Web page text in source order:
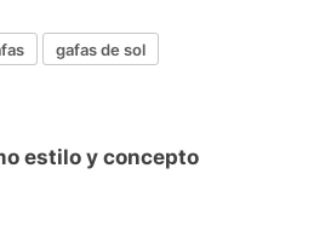
gafas de sol
estilo y concepto